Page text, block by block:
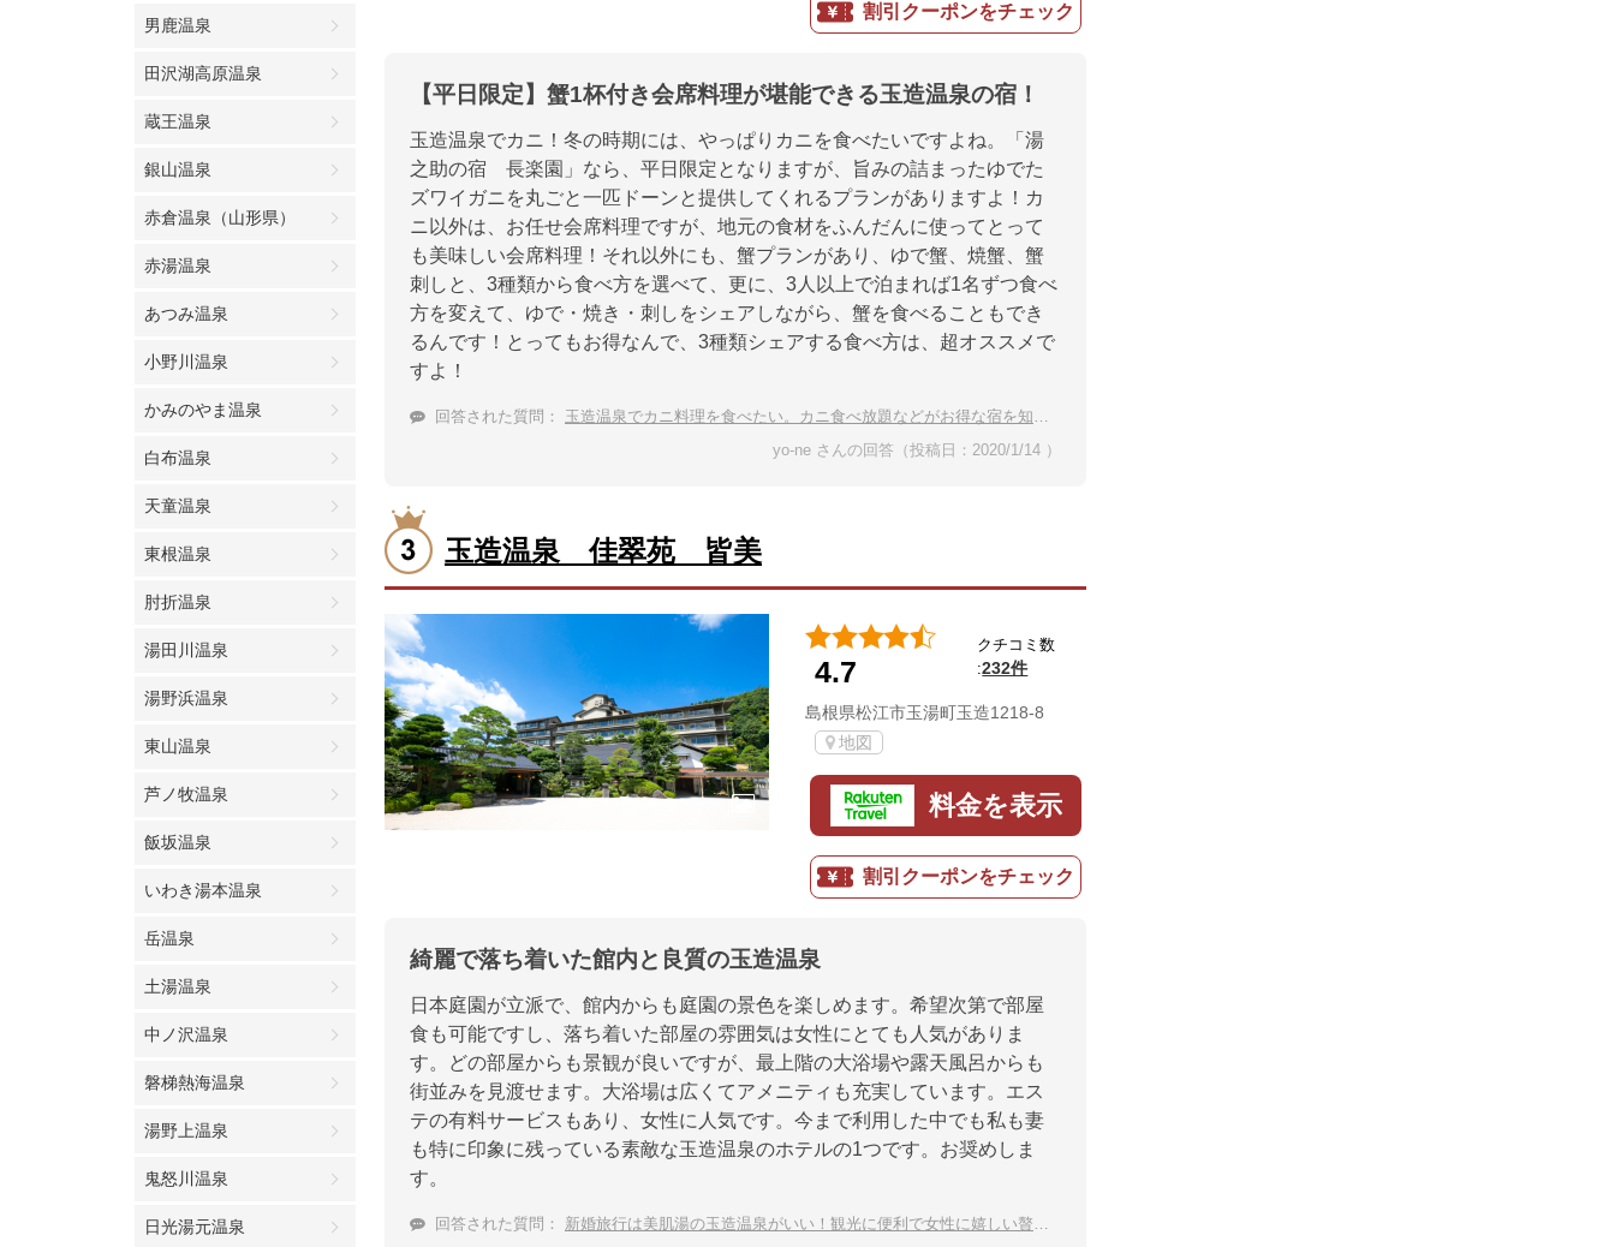
男鹿温泉
田沢湖高原温泉
蔵王温泉
銀山温泉
赤倉温泉（山形県）
赤湯温泉
あつみ温泉
小野川温泉
かみのやま温泉
白布温泉
天童温泉
東根温泉
肘折温泉
湯田川温泉
湯野浜温泉
東山温泉
芦ノ牧温泉
飯坂温泉
いわき湯本温泉
岳温泉
土湯温泉
中ノ沢温泉
磐梯熱海温泉
湯野上温泉
鬼怒川温泉
日光湯元温泉
割引クーポンをチェック
【平日限定】蟹1杯付き会席料理が堪能できる玉造温泉の宿！
玉造温泉でカニ！冬の時期には、やっぱりカニを食べたいですよね。「湯
之助の宿 長楽園」なら、平日限定となりますが、旨みの詰まったゆでた
ズワイガニを丸ごと一匹ドーンと提供してくれるプランがありますよ！カ
ニ以外は、お任せ会席料理ですが、地元の食材をふんだんに使ってとって
も美味しい会席料理！それ以外にも、蟹プランがあり、ゆで蟹、焼蟹、蟹
刺しと、3種類から食べ方を選べて、更に、3人以上で泊まれば1名ずつ食べ
方を変えて、ゆで・焼き・刺しをシェアしながら、蟹を食べることもでき
るんです！とってもお得なんで、3種類シェアする食べ方は、超オススメで
すよ！
回答された質問： 玉造温泉でカニ料理を食べたい。カニ食べ放題などがお得な宿を知りませんか？
yo-ne さんの回答（投稿日：2020/1/14 ）
玉造温泉 佳翠苑 皆美
4.7
クチコミ数
:232件
島根県松江市玉湯町玉造1218-8
地図
料金を表示
割引クーポンをチェック
綺麗で落ち着いた館内と良質の玉造温泉
日本庭園が立派で、館内からも庭園の景色を楽しめます。希望次第で部屋
食も可能ですし、落ち着いた部屋の雰囲気は女性にとても人気がありま
す。どの部屋からも景観が良いですが、最上階の大浴場や露天風呂からも
街並みを見渡せます。大浴場は広くてアメニティも充実しています。エス
テの有料サービスもあり、女性に人気です。今まで利用した中でも私も妻
も特に印象に残っている素敵な玉造温泉のホテルの1つです。お奨めしま
す。
回答された質問： 新婚旅行は美肌湯の玉造温泉がいい！観光に便利で女性に嬉しい贅沢な宿